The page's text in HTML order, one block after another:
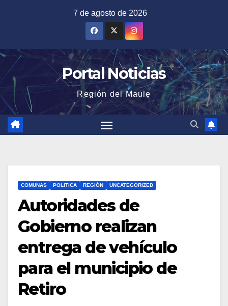
7 de agosto de 2026
Portal Noticias
Región del Maule
COMUNAS POLITICA REGIÓN UNCATEGORIZED
Autoridades de
Gobierno realizan
entrega de vehículo
para el municipio de
Retiro